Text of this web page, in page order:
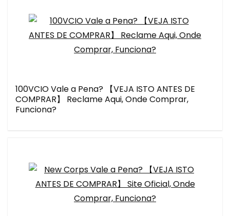
100VCIO Vale a Pena? 【VEJA ISTO ANTES DE
COMPRAR】 Reclame Aqui, Onde Comprar,
Funciona?